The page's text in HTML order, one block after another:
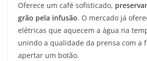
Oferece um café sofisticado,
grão pela infusão. O mercado já
elétricas que aquecem a água na
unindo a qualidade da prensa com a
apertar um botão.